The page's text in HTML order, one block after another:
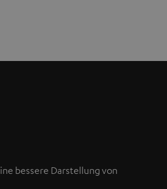
bessere Darstellung von